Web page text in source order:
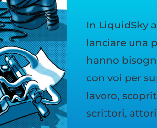
In LiquidSky
lanciare una
hanno
con voi per
lavoro,
scrittori,